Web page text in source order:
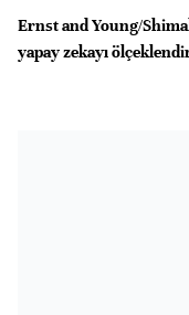
Ernst and Young/
yapay zekayı